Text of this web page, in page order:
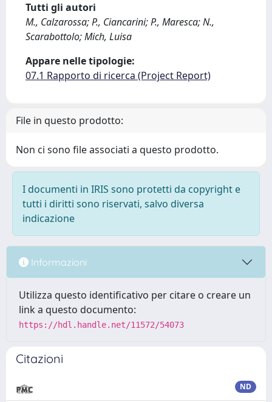
Tutti gli autori
M., Calzarossa; P., Ciancarini; P., Maresca; N.,
Scarabottolo; Mich, Luisa
Appare nelle tipologie:
07.1 Rapporto di ricerca (Project Report)
File in questo prodotto:
Non ci sono file associati a questo prodotto.
I documenti in IRIS sono protetti da copyright e
tutti i diritti sono riservati, salvo diversa
indicazione
Informazioni
Utilizza questo identificativo per citare o creare un
link a questo documento:
https://hdl.handle.net/11572/54073
Citazioni
ND